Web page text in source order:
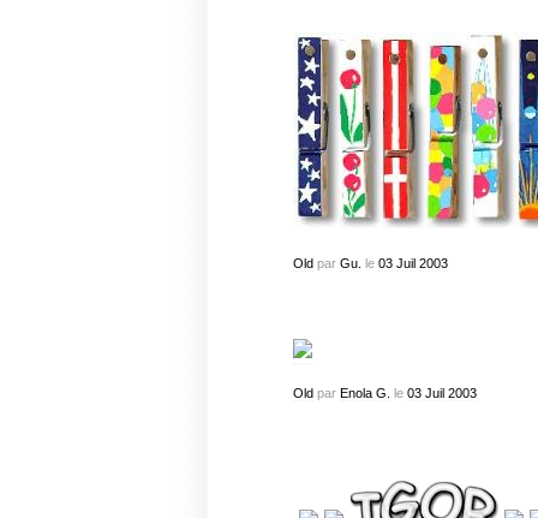
Oldpar Gu. le 03 Juil 2003
Oldpar Enola G. le 03 Juil 2003